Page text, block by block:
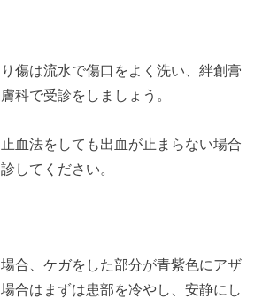
傷は流水で傷口をよく洗い、絆創膏
科で受診をしましょう。
血法をしても出血が止まらない場合
してください。
合、ケガをした部分が青紫色にアザ
合はまずは患部を冷やし、安静にし